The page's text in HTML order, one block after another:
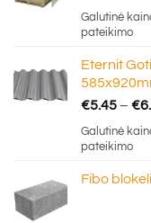
Galutinė
pateikimo
Eternit
€5.45 – €
Galutinė
pateikimo
Fibo